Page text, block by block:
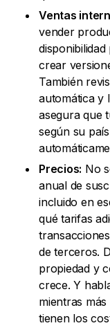
Ventas
vender
crear
También
automática y
asegura que
según su
Precios: No
anual de
incluido en
qué tarifas
de terceros.
propiedad y
crece. Y
mientras
tienen los